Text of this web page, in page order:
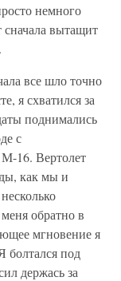
немного
сначала вытащит
все шло точно
я схватился за
поднимались
с
16. Вертолет
как мы и
обратно в
мгновение я
болтался под
держась за